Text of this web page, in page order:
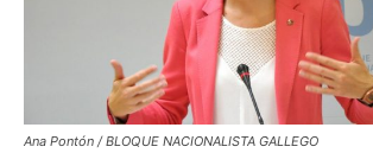
Ana Pontón / BLOQUE NACIONALISTA GALLEGO